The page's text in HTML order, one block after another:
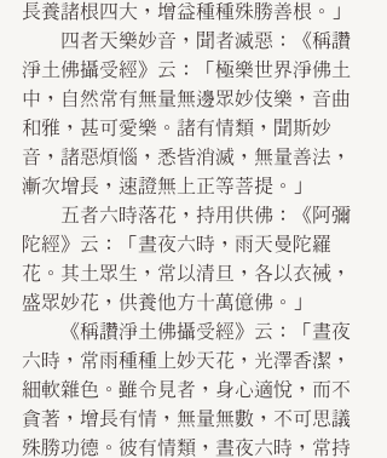
長養諸根四大，增益種種殊勝善根。」
淨土佛攝受經》云：「極樂世界淨佛土
中，自然常有無量無邊眾妙伎樂，音曲
和雅，甚可愛樂。諸有情類，聞斯妙
音，諸惡煩惱，悉皆消滅，無量善法，
漸次增長，速證無上正等菩提。」
陀經》云：「晝夜六時，雨天曼陀羅
花。其土眾生，常以清旦，各以衣祴，
盛眾妙花，供養他方十萬億佛。」
六時，常雨種種上妙天花，光澤香潔，
細軟雜色。雖令見者，身心適悅，而不
貪著，增長有情，無量無數，不可思議
殊勝功德。彼有情類，晝夜六時，常持